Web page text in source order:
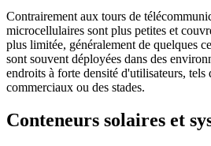
Contrairement aux tours de
microcellulaires sont plus petites et
plus limitée, généralement de quelques
sont souvent déployées dans des
endroits à forte densité d'utilisateurs, tels
commerciaux ou des stades.
Conteneurs solaires et